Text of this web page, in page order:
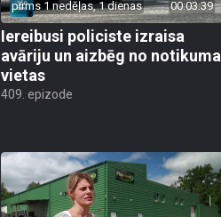
pirms 1 nedēļas, 1 dienas 00:03:39
Iereibusi policiste izraisa
avāriju un aizbēg no notikuma
vietas
409. epizode